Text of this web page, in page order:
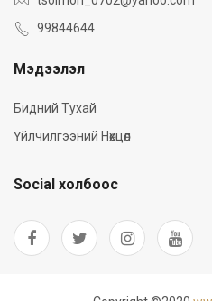
99844644
Мэдээлэл
Бидний Тухай
Үйлчилгээний Нөхцөл
Social холбоос